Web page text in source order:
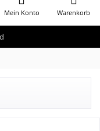
Warenkorb
Mein Konto